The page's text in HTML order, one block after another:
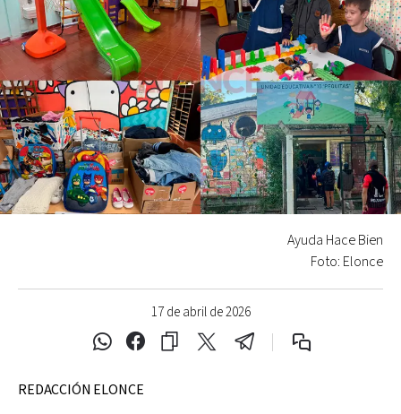
17 de abril de 2026
Ayuda Hace Bien
Foto: Elonce
REDACCIÓN ELONCE